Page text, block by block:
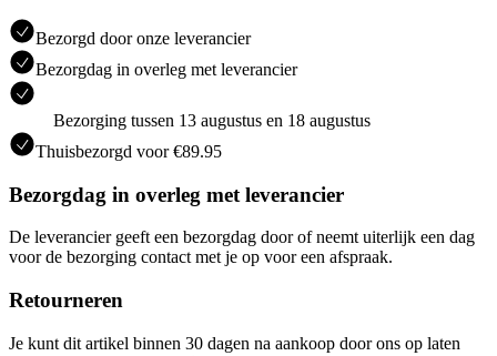
Bezorgd door onze leverancier
Bezorgdag in overleg met leverancier
Bezorging tussen 13 augustus en 18 augustus
Thuisbezorgd voor €89.95
Bezorgdag in overleg met leverancier
De leverancier geeft een bezorgdag door of neemt uiterlijk een dag
voor de bezorging contact met je op voor een afspraak.
Retourneren
Je kunt dit artikel binnen 30 dagen na aankoop door ons op laten